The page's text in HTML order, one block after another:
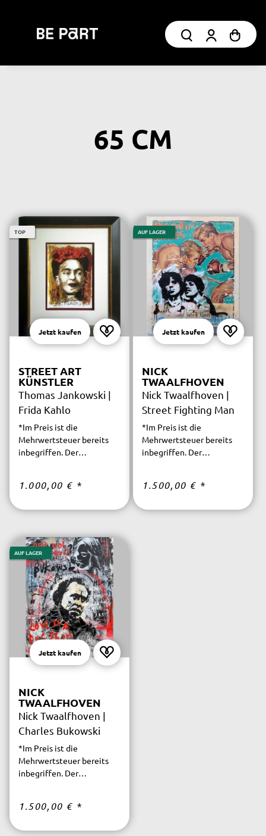
65 CM
TOP
Jetzt kaufen
STREET ART
KÜNSTLER
Thomas Jankowski |
Frida Kahlo
*Im Preis ist die
Mehrwertsteuer bereits
inbegriffen. Der
kostenfrei.
1.000,00 € *
AUF LAGER
Jetzt kaufen
NICK
TWAALFHOVEN
Nick Twaalfhoven |
Street Fighting Man
*Im Preis ist die
Mehrwertsteuer bereits
inbegriffen. Der
kostenfrei.
1.500,00 € *
AUF LAGER
Jetzt kaufen
NICK
TWAALFHOVEN
Nick Twaalfhoven |
Charles Bukowski
*Im Preis ist die
Mehrwertsteuer bereits
inbegriffen. Der
kostenfrei.
1.500,00 € *